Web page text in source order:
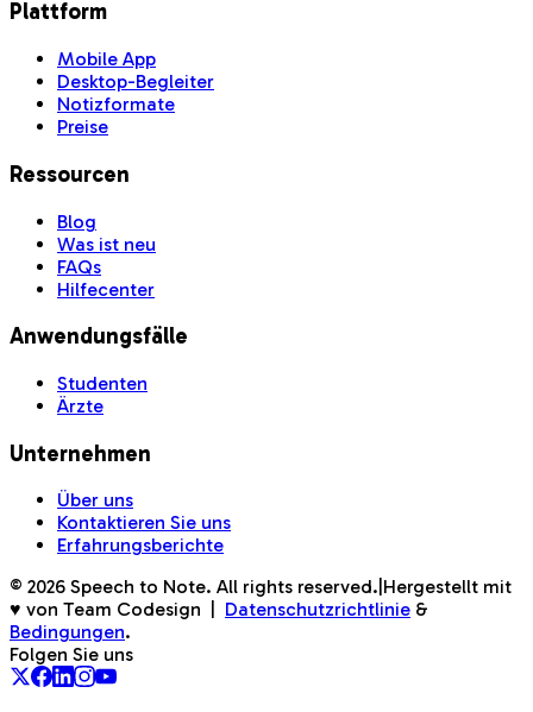
Plattform
Mobile App
Desktop-Begleiter
Notizformate
Preise
Ressourcen
Blog
Was ist neu
FAQs
Hilfecenter
Anwendungsfälle
Studenten
Ärzte
Unternehmen
Über uns
Kontaktieren Sie uns
Erfahrungsberichte
© 2026 Speech to Note. All rights reserved. Hergestellt mit
♥ von Team Codesign
Datenschutzrichtlinie &
Bedingungen.
Folgen Sie uns